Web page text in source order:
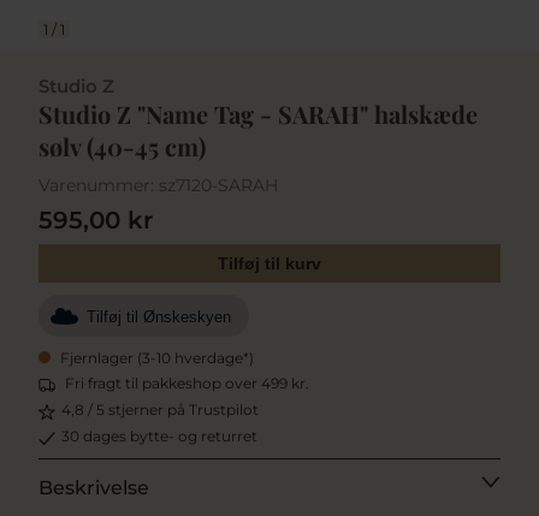
1 / 1
Studio Z
Studio Z "Name Tag - SARAH" halskæde
sølv (40-45 cm)
Varenummer: sz7120-SARAH
595,00 kr
Tilføj til kurv
Tilføj til Ønskeskyen
Fjernlager (3-10 hverdage*)
Fri fragt til pakkeshop over 499 kr.
4,8 / 5 stjerner på Trustpilot
30 dages bytte- og returret
Beskrivelse